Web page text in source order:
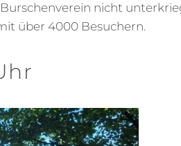
nicht
über 4000 Besuchern.